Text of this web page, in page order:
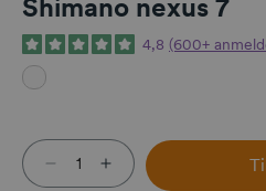
Shimano nexus 7
4,8 (600+
Reducer antallet for
Øg antallet for